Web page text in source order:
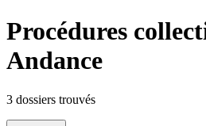
Procédures
Andance
3 dossiers trouvés